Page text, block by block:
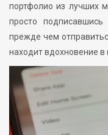
портфолио из лучших
просто
прежде чем
находит вдохновение в